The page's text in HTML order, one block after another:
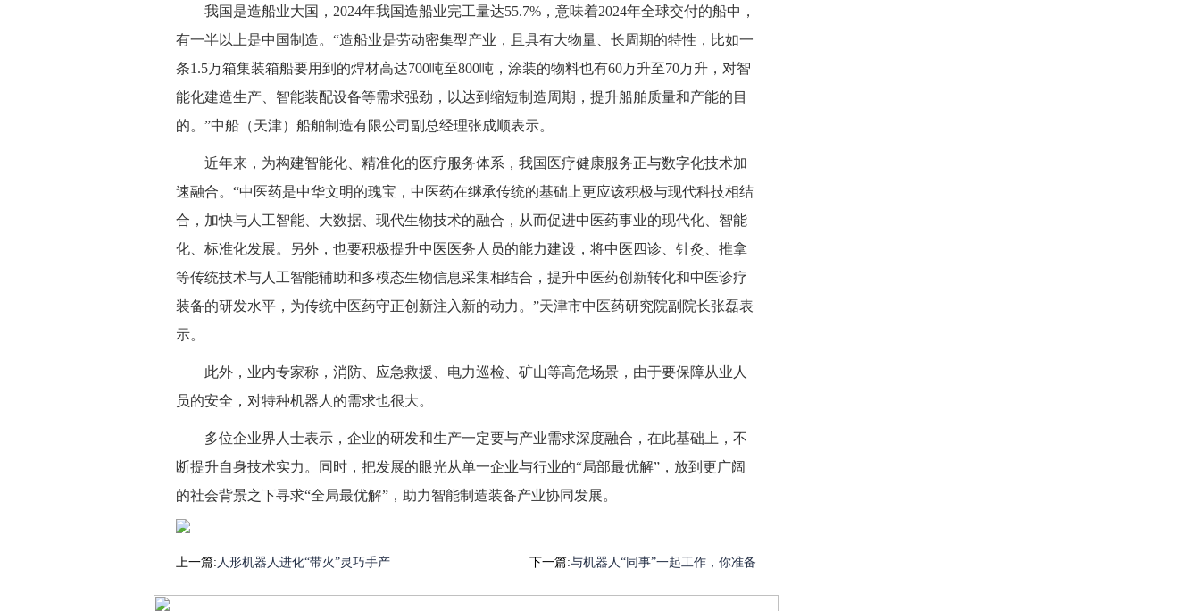
我国是造船业大国，2024年我国造船业完工量达55.7%，意味着2024年全球交付的船中，
有一半以上是中国制造。“造船业是劳动密集型产业，且具有大物量、长周期的特性，比如一
条1.5万箱集装箱船要用到的焊材高达700吨至800吨，涂装的物料也有60万升至70万升，对智
能化建造生产、智能装配设备等需求强劲，以达到缩短制造周期，提升船舶质量和产能的目
的。”中船（天津）船舶制造有限公司副总经理张成顺表示。
近年来，为构建智能化、精准化的医疗服务体系，我国医疗健康服务正与数字化技术加
速融合。“中医药是中华文明的瑰宝，中医药在继承传统的基础上更应该积极与现代科技相结
合，加快与人工智能、大数据、现代生物技术的融合，从而促进中医药事业的现代化、智能
化、标准化发展。另外，也要积极提升中医医务人员的能力建设，将中医四诊、针灸、推拿
等传统技术与人工智能辅助和多模态生物信息采集相结合，提升中医药创新转化和中医诊疗
装备的研发水平，为传统中医药守正创新注入新的动力。”天津市中医药研究院副院长张磊表
示。
此外，业内专家称，消防、应急救援、电力巡检、矿山等高危场景，由于要保障从业人
员的安全，对特种机器人的需求也很大。
多位企业界人士表示，企业的研发和生产一定要与产业需求深度融合，在此基础上，不
断提升自身技术实力。同时，把发展的眼光从单一企业与行业的“局部最优解”，放到更广阔
的社会背景之下寻求“全局最优解”，助力智能制造装备产业协同发展。
上一篇: 人形机器人进化“带火”灵巧手产 下一篇:与机器人“同事”一起工作，你准备